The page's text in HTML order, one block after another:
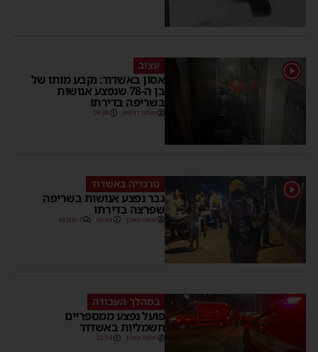
1 עצוב
אסון באשדוד: נקבע מותו של
בן ה-78 שנפצע אנושות
בשריפה בדירתו
מנחם דויטש 09:38
1 טרגדיה באשדוד
גבר נפצע אנושות בשריפה
שפרצה בדירתו
משה קאהן 06:44 1 תגובות
במהלך העבודה
פועל נפצע ממספריים
חשמליות באשדוד
משה קאהן 22:14